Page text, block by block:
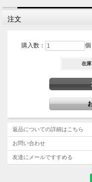
注文
購入数： 個
在庫
返品についての詳細はこちら
お問い合わせ
友達にメールですすめる